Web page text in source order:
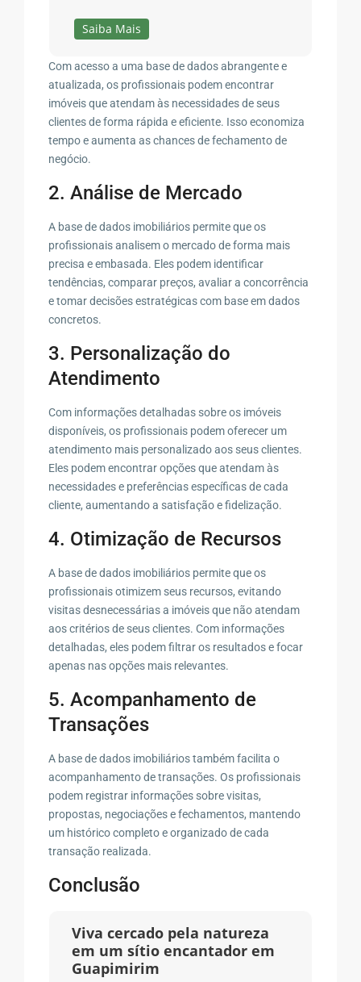
Saiba Mais
Com acesso a uma base de dados abrangente e
atualizada, os profissionais podem encontrar
imóveis que atendam às necessidades de seus
clientes de forma rápida e eficiente. Isso economiza
tempo e aumenta as chances de fechamento de
negócio.
2. Análise de Mercado
A base de dados imobiliários permite que os
profissionais analisem o mercado de forma mais
precisa e embasada. Eles podem identificar
tendências, comparar preços, avaliar a concorrência
e tomar decisões estratégicas com base em dados
concretos.
3. Personalização do
Atendimento
Com informações detalhadas sobre os imóveis
disponíveis, os profissionais podem oferecer um
atendimento mais personalizado aos seus clientes.
Eles podem encontrar opções que atendam às
necessidades e preferências específicas de cada
cliente, aumentando a satisfação e fidelização.
4. Otimização de Recursos
A base de dados imobiliários permite que os
profissionais otimizem seus recursos, evitando
visitas desnecessárias a imóveis que não atendam
aos critérios de seus clientes. Com informações
detalhadas, eles podem filtrar os resultados e focar
apenas nas opções mais relevantes.
5. Acompanhamento de
Transações
A base de dados imobiliários também facilita o
acompanhamento de transações. Os profissionais
podem registrar informações sobre visitas,
propostas, negociações e fechamentos, mantendo
um histórico completo e organizado de cada
transação realizada.
Conclusão
Viva cercado pela natureza
em um sítio encantador em
Guapimirim